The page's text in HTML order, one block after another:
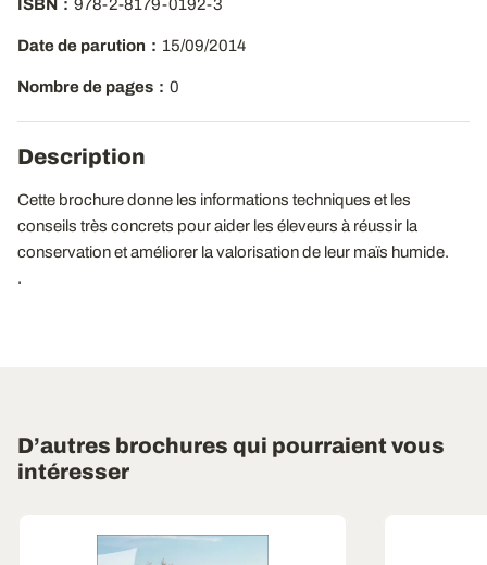
ISBN 978-2-8179-0192-3
Date de parution 15/09/2014
Nombre de pages 0
Description
Cette brochure donne les informations techniques et les
conseils très concrets pour aider les éleveurs à réussir la
conservation et améliorer la valorisation de leur maïs humide.
.
D’autres brochures qui pourraient vous
intéresser